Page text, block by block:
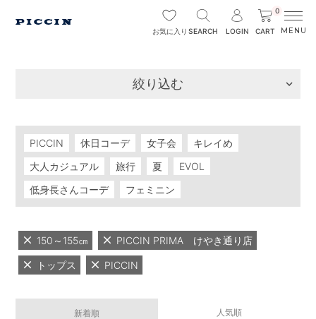
お気に入り SEARCH LOGIN
0
CART
絞り込む
PICCIN 休日コーデ 女子会
キレイめ
大人カジュアル
旅行 夏
EVOL
低身長さんコーデ
フェミニン
150～155㎝ PICCIN PRIMA けやき通り店
トップス PICCIN
新着順 人気順